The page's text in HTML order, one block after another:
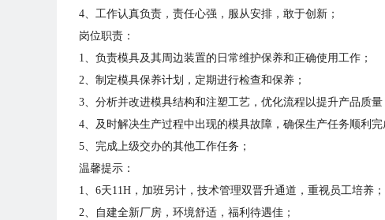
4、工作认真负责，责任心强，服从安排，敢于创新；
岗位职责：
1、负责模具及其周边装置的日常维护保养和正确使用工作；
2、制定模具保养计划，定期进行检查和保养；
3、分析并改进模具结构和注塑工艺，优化流程以提升产品质量
4、及时解决生产过程中出现的模具故障，确保生产任务顺利完
5、完成上级交办的其他工作任务；
温馨提示：
1、6天11H，加班另计，技术管理双晋升通道，重视员工培养；
2、自建全新厂房，环境舒适，福利待遇佳；